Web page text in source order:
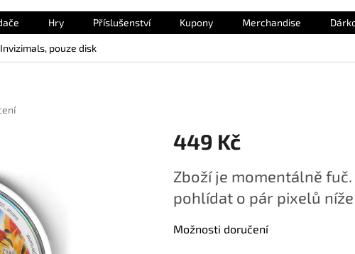
Hry Příslušenství Kupony Merchandise
Invizimals, pouze disk
449 Kč
cena:
Zboží je momentálně
pohlídat o pár pixelů
Možnosti doručení